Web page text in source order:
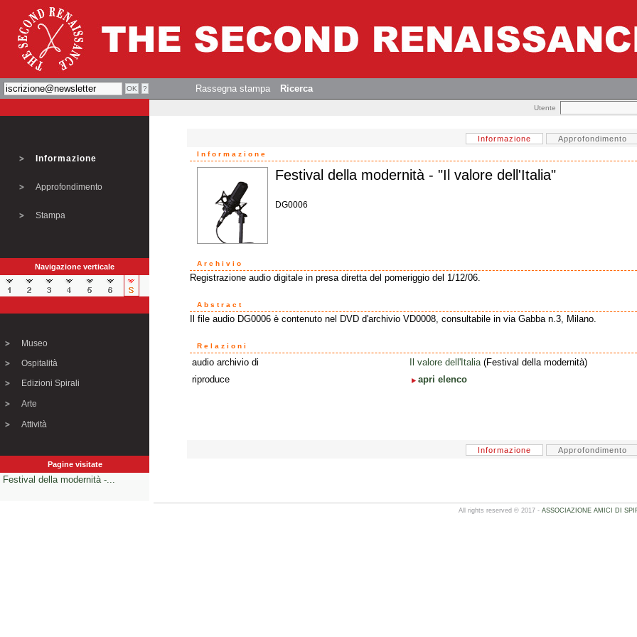
Rassegna stampa Ricerca
Utente
Informazione
Approfondimento
Stampa
Navigazione verticale
Museo
Ospitalità
Edizioni Spirali
Arte
Attività
Pagine visitate
Festival della modernità -...
Informazione Approfondimento
Informazione
Festival della modernità - "Il valore dell'Italia"
DG0006
Archivio
Registrazione audio digitale in presa diretta del pomeriggio del 1/12/06.
Abstract
Il file audio DG0006 è contenuto nel DVD d'archivio VD0008, consultabile in via Gabba n.3, Milano.
Relazioni
audio archivio di Il valore dell'Italia(Festival della modernità)
riproduce
apri elenco
Informazione Approfondimento
All rights reserved © 2017 - ASSOCIAZIONE AMICI DI